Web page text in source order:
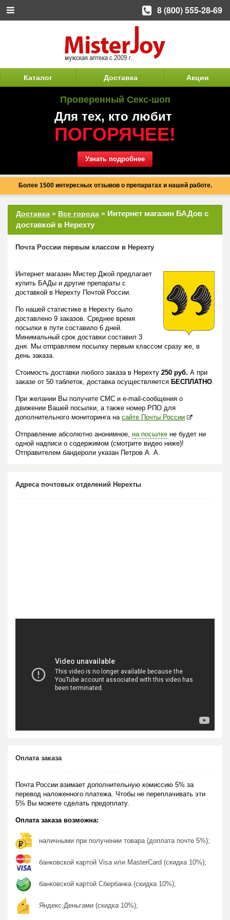
Каталог Доставка Акции
Проверенный Секс-шоп
Для тех, кто любит
ПОГОРЯЧЕЕ!
Узнать подробнее
Более 1500 интересных отзывов о препаратах и нашей работе.
Доставка » Все города » Интернет магазин БАДов с
доставкой в Нерехту
Почта России первым классом в Нерехту
Интернет магазин Мистер Джой предлагает
купить БАДы и другие препараты с
доставкой в Нерехту Почтой России.
По нашей статистике в Нерехту было
доставлено 9 заказов. Среднее время
посылки в пути составило 6 дней.
Минимальный срок доставки составил 3
дня. Мы отправляем посылку первым классом сразу же, в
день заказа.
Стоимость доставки любого заказа в Нерехту 250 руб. А при
заказе от 50 таблеток, доставка осуществляется БЕСПЛАТНО.
При желании Вы получите СМС и e-mail-сообщения о
движении Вашей посылки, а также номер РПО для
дополнительного мониторинга на сайте Почты России
Отправление абсолютно анонимное, на посылке не будет ни
одной надписи о содержимом (смотрите видео ниже)!
Отправителем бандероли указан Петров А. А.
Адреса почтовых отделений Нерехты
Оплата заказа
Почта России взимает дополнительную комиссию 5% за
перевод наложенного платежа. Чтобы не переплачивать эти
5% Вы можете сделать предоплату.
Оплата заказа возможна:
наличными при получении товара (доплата почте 5%);
банковской картой Visa или MasterCard (скидка 10%);
банковской картой Сбербанка (скидка 10%);
Яндекс.Деньгами (скидка 10%);
8 (800) 555-28-69